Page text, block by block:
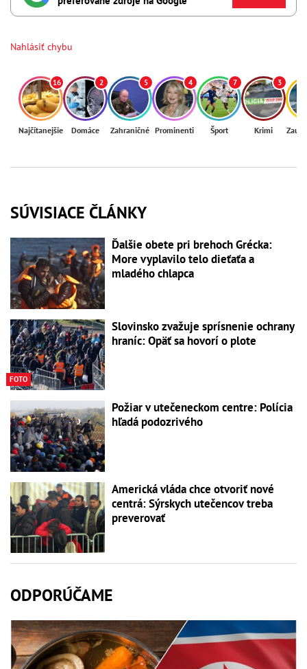
Nahlásiť chybu
16
Najčítanejšie
2
Domáce
5
Zahraničné
4
Prominenti
7
Šport
3
Krimi
SÚVISIACE ČLÁNKY
Ďalšie obete pri brehoch Grécka:
More vyplavilo telo dieťaťa a
mladého chlapca
FOTO
Slovinsko zvažuje sprísnenie ochrany
hraníc: Opäť sa hovorí o plote
Požiar v utečeneckom centre: Polícia
hľadá podozrivého
Americká vláda chce otvoriť nové
centrá: Sýrskych utečencov treba
preverovať
ODPORÚČAME